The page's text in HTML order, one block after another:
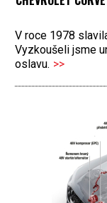
V roce 1978
Vyzkoušeli jsme
oslavu. >>